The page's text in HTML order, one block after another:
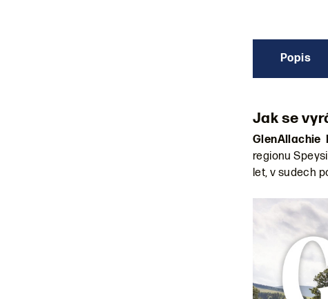
Popis
Jak se
GlenAllachie
regionu
let, v sudech